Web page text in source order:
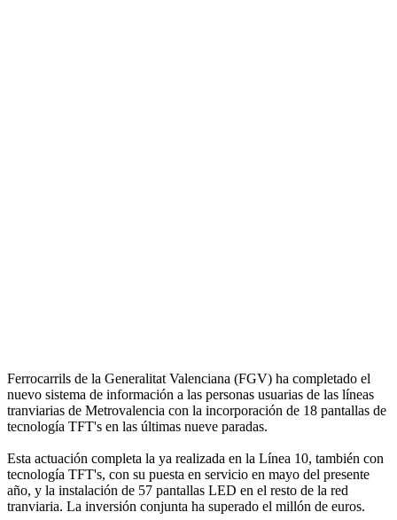
Ferrocarrils de la Generalitat Valenciana (FGV) ha completado el
nuevo sistema de información a las personas usuarias de las líneas
tranviarias de Metrovalencia con la incorporación de 18 pantallas de
tecnología TFT's en las últimas nueve paradas.
Esta actuación completa la ya realizada en la Línea 10, también con
tecnología TFT's, con su puesta en servicio en mayo del presente
año, y la instalación de 57 pantallas LED en el resto de la red
tranviaria. La inversión conjunta ha superado el millón de euros.